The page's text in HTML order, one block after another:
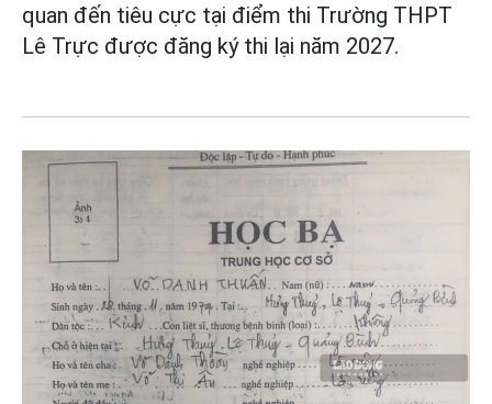
quan đến tiêu cực tại điểm thi Trường THPT
Lê Trực được đăng ký thi lại năm 2027.